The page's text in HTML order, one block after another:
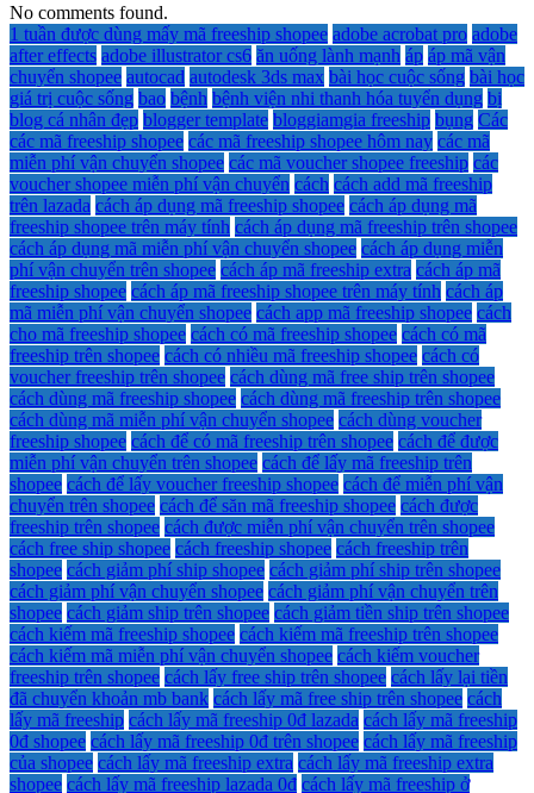
No comments found.
1 tuần được dùng mấy mã freeship shopee adobe acrobat pro adobe
after effects adobe illustrator cs6 ăn uống lành mạnh áp áp mã vận
chuyển shopee autocad autodesk 3ds max bài học cuộc sống bài học
giá trị cuộc sống bao bệnh bệnh viện nhi thanh hóa tuyển dụng bị
blog cá nhân đẹp blogger template bloggiamgia freeship bụng Các
các mã freeship shopee các mã freeship shopee hôm nay các mã
miễn phí vận chuyển shopee các mã voucher shopee freeship các
voucher shopee miễn phí vận chuyển cách cách add mã freeship
trên lazada cách áp dụng mã freeship shopee cách áp dụng mã
freeship shopee trên máy tính cách áp dụng mã freeship trên shopee
cách áp dụng mã miễn phí vận chuyển shopee cách áp dụng miễn
phí vận chuyển trên shopee cách áp mã freeship extra cách áp mã
freeship shopee cách áp mã freeship shopee trên máy tính cách áp
mã miễn phí vận chuyển shopee cách app mã freeship shopee cách
cho mã freeship shopee cách có mã freeship shopee cách có mã
freeship trên shopee cách có nhiều mã freeship shopee cách có
voucher freeship trên shopee cách dùng mã free ship trên shopee
cách dùng mã freeship shopee cách dùng mã freeship trên shopee
cách dùng mã miễn phí vận chuyển shopee cách dùng voucher
freeship shopee cách để có mã freeship trên shopee cách để được
miễn phí vận chuyển trên shopee cách để lấy mã freeship trên
shopee cách để lấy voucher freeship shopee cách để miễn phí vận
chuyển trên shopee cách để săn mã freeship shopee cách được
freeship trên shopee cách được miễn phí vận chuyển trên shopee
cách free ship shopee cách freeship shopee cách freeship trên
shopee cách giảm phí ship shopee cách giảm phí ship trên shopee
cách giảm phí vận chuyển shopee cách giảm phí vận chuyển trên
shopee cách giảm ship trên shopee cách giảm tiền ship trên shopee
cách kiếm mã freeship shopee cách kiếm mã freeship trên shopee
cách kiếm mã miễn phí vận chuyển shopee cách kiếm voucher
freeship trên shopee cách lấy free ship trên shopee cách lấy lại tiền
đã chuyển khoản mb bank cách lấy mã free ship trên shopee cách
lấy mã freeship cách lấy mã freeship 0đ lazada cách lấy mã freeship
0đ shopee cách lấy mã freeship 0đ trên shopee cách lấy mã freeship
của shopee cách lấy mã freeship extra cách lấy mã freeship extra
shopee cách lấy mã freeship lazada 0đ cách lấy mã freeship ở